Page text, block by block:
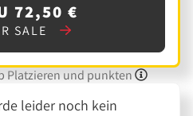
72,50 €
SALE
Platzieren und punkten
leider noch kein